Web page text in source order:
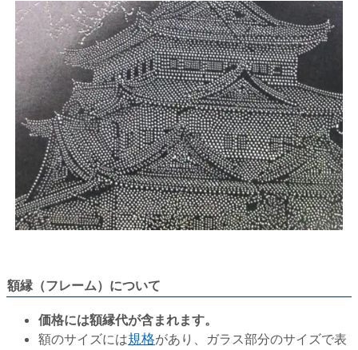
額縁（フレーム）について
価格には額縁代が含まれます。
額のサイズには規格があり、ガラス部分のサイズで表